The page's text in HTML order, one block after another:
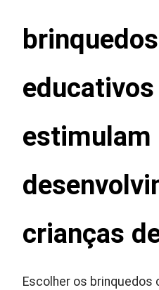
brinquedos
estimulam
crianças
Escolher os